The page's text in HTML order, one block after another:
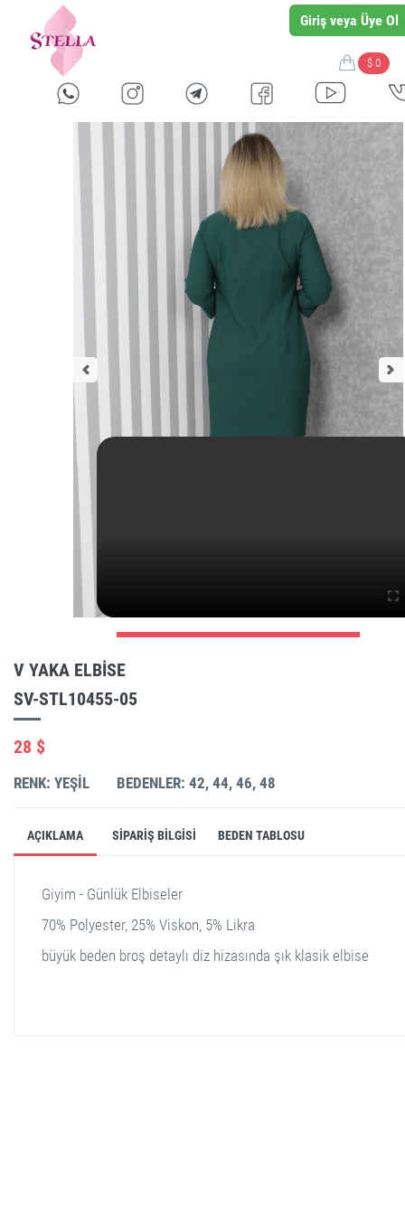
Giriş veya Üye Ol
$ 0
V YAKA ELBISE
SV-STL10455-05
28 $
RENK: YEŞIL BEDENLER: 42, 44, 46, 48
AÇIKLAMA SIPARIŞ BILGISI BEDEN TABLOSU
Giyim - Günlük Elbiseler
70% Polyester, 25% Viskon, 5% Likra
büyük beden broş detaylı diz hizasında şık klasik elbise